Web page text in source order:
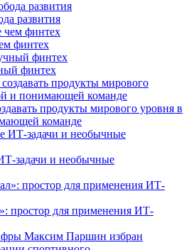
развития
финтех
финтех
продукты мирового уровня в
команде
и необычные
простор для применения ИТ-